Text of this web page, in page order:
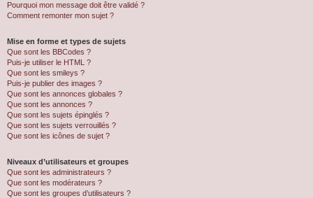
Pourquoi mon message doit être validé ?
Comment remonter mon sujet ?
Mise en forme et types de sujets
Que sont les BBCodes ?
Puis-je utiliser le HTML ?
Que sont les smileys ?
Puis-je publier des images ?
Que sont les annonces globales ?
Que sont les annonces ?
Que sont les sujets épinglés ?
Que sont les sujets verrouillés ?
Que sont les icônes de sujet ?
Niveaux d’utilisateurs et groupes
Que sont les administrateurs ?
Que sont les modérateurs ?
Que sont les groupes d’utilisateurs ?